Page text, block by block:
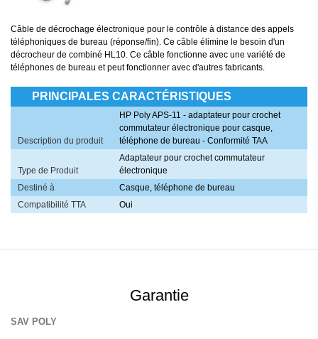
Câble de décrochage électronique pour le contrôle à distance des appels
téléphoniques de bureau (réponse/fin). Ce câble élimine le besoin d'un
décrocheur de combiné HL10. Ce câble fonctionne avec une variété de
téléphones de bureau et peut fonctionner avec d'autres fabricants.
PRINCIPALES CARACTÉRISTIQUES
Description du produit
HP Poly APS-11 - adaptateur pour crochet
commutateur électronique pour casque,
téléphone de bureau - Conformité TAA
Type de Produit
Adaptateur pour crochet commutateur
électronique
Destiné à
Casque, téléphone de bureau
Compatibilité TTA
Oui
Garantie
SAV POLY